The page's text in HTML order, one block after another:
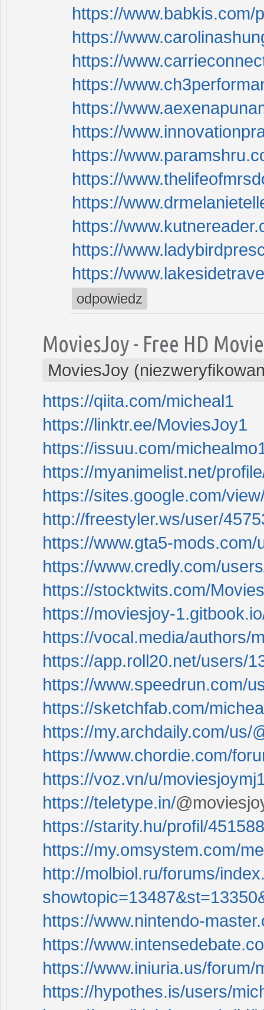
https://www.babkis.com/
https://
https://
https://
https://
https://
https://
https://
https://
https://
https://
https://
odpowiedz
MoviesJoy - Free HD
MoviesJoy
https://qiita.com/micheal1
https://linktr.ee/MoviesJoy1
https://issuu.com/
https://myanimelist.net/
https://sites.google.com/
http://freestyler.ws/user/
https://www.gta5-
https://www.credly.com/
https://stocktwits.com/
https://moviesjoy-
https://vocal.media/authors/
https://app.roll20.net/users/
https://www.speedrun.com/
https://sketchfab.com/
https://my.archdaily.com/us/
https://www.chordie.com/
https://voz.vn/u/
https://teletype.in/
https://starity.hu/profil/
https://my.omsystem.com/
http://molbiol.ru/forums/
https://www.nintendo-
https://
https://www.iniuria.us/
https://hypothes.is/users/